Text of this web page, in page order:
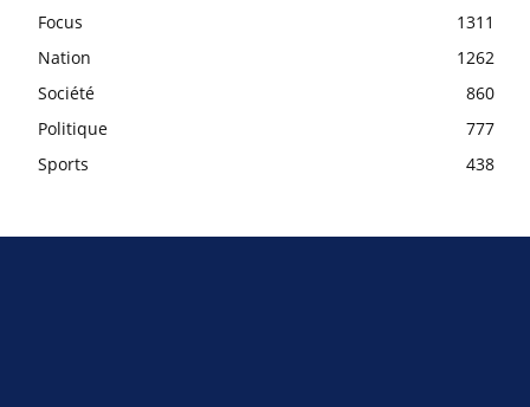
Focus
1311
Nation
1262
Société
860
Politique
777
Sports
438